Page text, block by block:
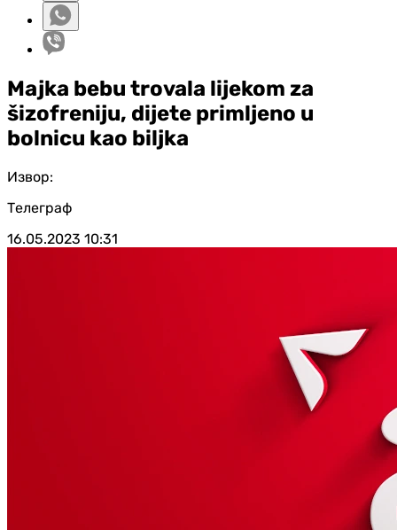
Majka bebu trovala lijekom za
šizofreniju, dijete primljeno u
bolnicu kao biljka
Извор:
Телеграф
16.05.2023 10:31